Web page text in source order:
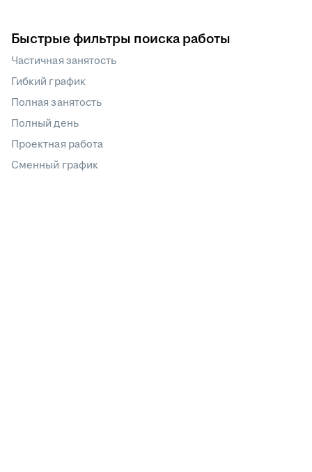
Быстрые фильтры поиска работы
Частичная занятость
Гибкий график
Полная занятость
Полный день
Проектная работа
Сменный график